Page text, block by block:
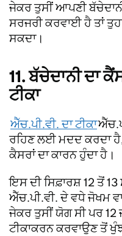
ਜੇਕਰ ਤੁਸੀਂ ਆਪਣੀ
ਸਰਜਰੀ ਕਰਵਾਈ ਹੈ ਤਾਂ
ਸਕਦਾ।
11. ਬੱਚੇਦਾਨੀ ਦਾ
ਟੀਕਾ
ਐੱਚ.ਪੀ.ਵੀ. ਦਾ ਟੀਕਾ
ਰਹਿਣ ਲਈ ਮਦਦ ਕਰਦਾ
ਕੈਸਰਾਂ ਦਾ ਕਾਰਨ ਹੁੰਦਾ ਹੈ।
ਇਸ ਦੀ ਸਿਫ਼ਾਰਸ਼ 12 ਤੋਂ
ਐੱਚ.ਪੀ.ਵੀ. ਦੇ ਵਧੇ ਜੋਖਮ
ਜੇਕਰ ਤੁਸੀਂ ਯੋਗ ਸੀ ਪਰ 12
ਟੀਕਾਕਰਨ ਕਰਵਾਉਣ ਤੋਂ